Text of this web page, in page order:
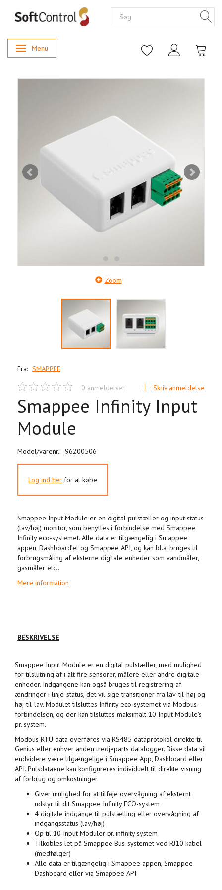
Skifte navigation
Menu
Zoom
Fra: SMAPPEE
0 anmeldelser Skriv anmeldelse
Smappee Infinity Input
Module
Model/varenr.: 96200506
Log ind her for at købe
Smappee Input Module er en digital pulstæller og input status
(lav/høj) monitor, som benyttes i forbindelse med Smappee
Infinity eco-systemet. Alle data er tilgængelig i Smappee
appen, Dashboard’et og Smappee API, og kan bl.a. bruges til
forbrugsmåling af eksterne digitale enheder som vandmåler,
gasmåler etc..
Mere information
BESKRIVELSE
Smappee Input Module er en digital pulstæller, med mulighed
for tilslutning af i alt fire sensorer, målere eller andre digitale
enheder. Indgangene kan også bruges til registrering af
ændringer i linje-status, det vil sige transitioner fra lav-til-høj og
høj-til-lav. Modulet tilsluttes Infinity eco-systemet via Modbus-
forbindelsen, og der kan tilsluttes maksimalt 10 Input Module’s
pr. system.
Modbus RTU data overføres via RS485 dataprotokol direkte til
Genius eller enhver anden tredjeparts datalogger. Disse data vil
endvidere være tilgængelige i Smappee App, Dashboard eller
API. Pulsdataene kan konfigureres individuelt til direkte visning
af forbrug og omkostninger.
Giver mulighed for at tilføje overvågning af eksternt
udstyr til dit Smappee Infinity ECO-system
4 digitale indgange til pulstælling eller overvågning af
indgangsstatus (lav/høj)
Op til 10 Input Moduler pr. infinity system
Tilkobles let på Smappee Bus-systemet ved RJ10 kabel
(medfølger)
Alle data er tilgængelig i Smappee appen, Smappee
Dashboard eller via Smappee API